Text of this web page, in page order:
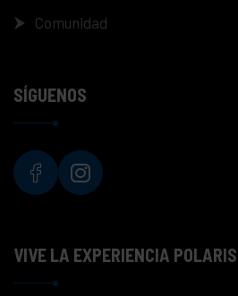
Comunidad
SÍGUENOS
VIVE LA EXPERIENCIA POLARIS